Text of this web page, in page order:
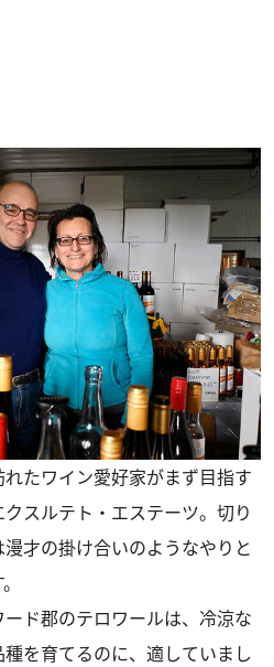
たワイン愛好家がまず目指す
スルテト・エステーツ。切り
才の掛け合いのようなやりと
ド郡のテロワールは、冷涼な
を育てるのに、適していまし